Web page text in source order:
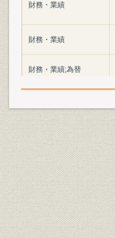
財務・業績
財務・業績
財務・業績;為替
財務・業績
財務・業績
財務・業績
財務・業績